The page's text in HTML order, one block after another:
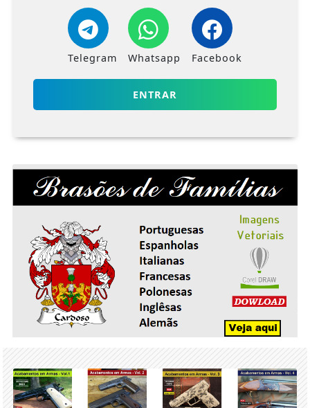
Telegram Whatsapp Facebook
ENTRAR